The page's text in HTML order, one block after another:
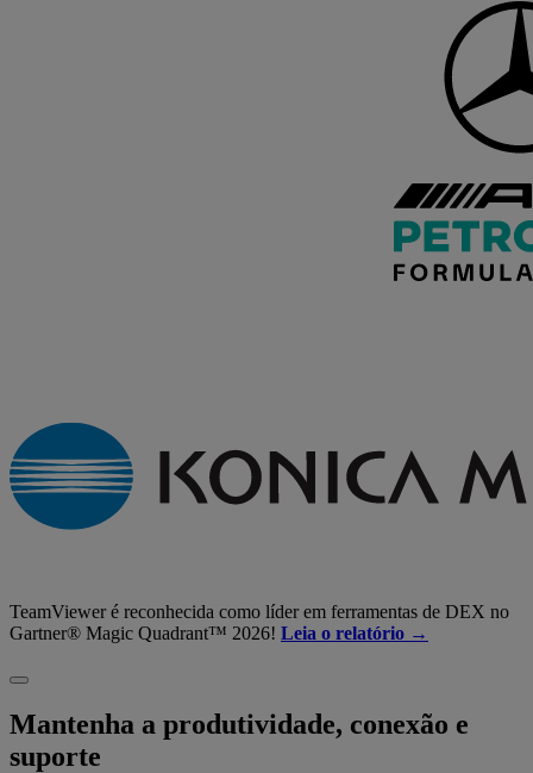
TeamViewer é reconhecida como líder em ferramentas de DEX no
Gartner® Magic Quadrant™ 2026! Leia o relatório →
Mantenha a produtividade, conexão e
suporte